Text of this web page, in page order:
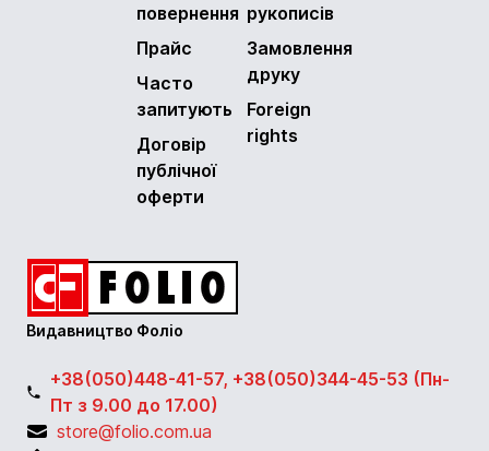
повернення
Прайс
Часто
запитують
Договір
публічної
оферти
рукописів
Замовлення
друку
Foreign
rights
Видавництво Фоліо
+38(050)448-41-57, +38(050)344-45-53 (Пн-
Пт з 9.00 до 17.00)
store@folio.com.ua